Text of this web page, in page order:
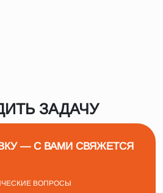
ЗАДАЧУ
— С ВАМИ СВЯЖЕТСЯ
ВОПРОСЫ